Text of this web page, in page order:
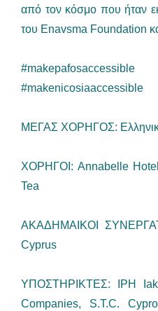
από τον κόσμο που ήταν
του Enavsma Foundation
#makenicosiaaccessible
ΜΕΓΑΣ ΧΟΡΗΓΟΣ:
ΧΟΡΗΓΟΙ: Annabelle
Tea
ΑΚΑΔΗΜΑΙΚΟΙ
Cyprus
ΥΠΟΣΤΗΡΙΚΤΕΣ: IPH
Companies, S.T.C.